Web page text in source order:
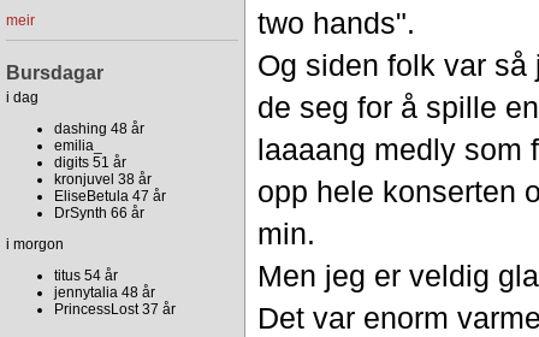
meir
Bursdagar
i dag
dashing 48 år
emilia_
digits 51 år
kronjuvel 38 år
EliseBetula 47 år
DrSynth 66 år
i morgon
titus 54 år
jennytalia 48 år
PrincessLost 37 år
two hands".
Og siden folk var
de seg for å spille
laaaang medly som
opp hele konserten
min.
Men jeg er veldig
Det var enorm